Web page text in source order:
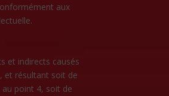
aux
et indirects causés
, et résultant soit de
au point 4, soit de